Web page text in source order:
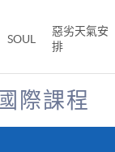
SOUL
惡劣天氣安
排
際課程